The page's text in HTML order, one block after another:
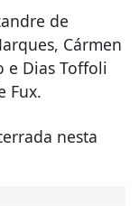
de
Cármen
e Dias Toffoli
Fux.
nesta